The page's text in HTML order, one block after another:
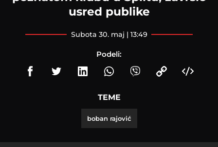
usred publike
subota 30. maj | 13:49
Podeli:
TEME
boban rajović